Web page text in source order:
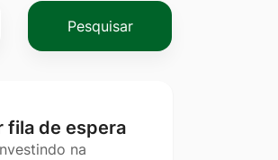
Pesquisar
fila de espera
na